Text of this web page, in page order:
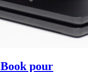
pour